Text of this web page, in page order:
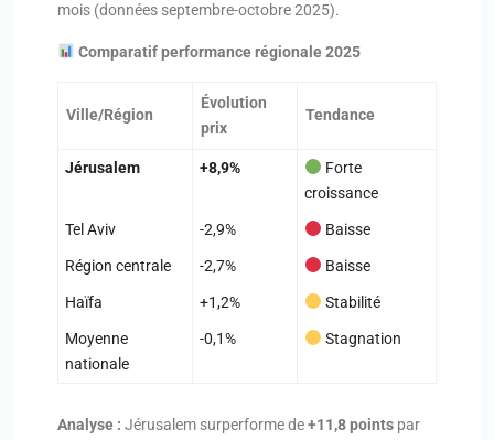
mois (données septembre-octobre 2025).
Comparatif performance régionale 2025
Ville/Région
Évolution
prix
Tendance
Jérusalem +8,9%
Forte
croissance
Tel Aviv -2,9% Baisse
Région centrale -2,7% Baisse
Haïfa +1,2% Stabilité
Moyenne
nationale
-0,1% Stagnation
Analyse : Jérusalem surperforme de+11,8 points par